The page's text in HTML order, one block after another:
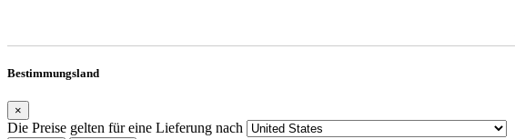
Bestimmungsland
×
Die Preise gelten für eine Lieferung nach